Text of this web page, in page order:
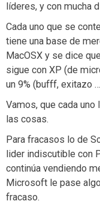
líderes, y con mucha
Cada uno que se
tiene una base de
MacOSX y se dice
sigue con XP (de
un 9% (bufff, exitazo
Vamos, que cada
las cosas.
Para fracasos lo de
lider indiscutible con
continúa vendiendo
Microsoft le pase
fracaso.